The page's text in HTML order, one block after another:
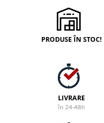
PRODUSE ÎN STOC!
LIVRARE
în 24-48h